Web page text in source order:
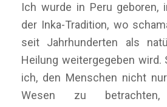
Ich wurde in Peru geboren,
der Inka-Tradition, wo
seit Jahrhunderten als
Heilung weitergegeben wird.
ich, den Menschen nicht
Wesen zu